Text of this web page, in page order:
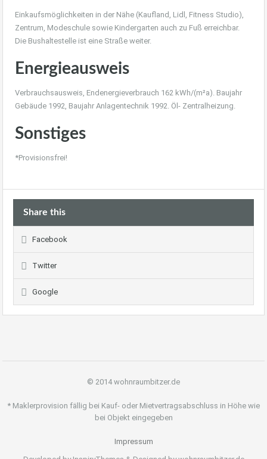
Einkaufsmöglichkeiten in der Nähe (Kaufland, Lidl, Fitness Studio),
Zentrum, Modeschule sowie Kindergarten auch zu Fuß erreichbar.
Die Bushaltestelle ist eine Straße weiter.
Energieausweis
Verbrauchsausweis, Endenergieverbrauch 162 kWh/(m²a). Baujahr
Gebäude 1992, Baujahr Anlagentechnik 1992. Öl- Zentralheizung.
Sonstiges
*Provisionsfrei!
Share this
Facebook
Twitter
Google
© 2014 wohnraumbitzer.de
* Maklerprovision fällig bei Kauf- oder Mietvertragsabschluss in Höhe wie
bei Objekt eingegeben
Impressum